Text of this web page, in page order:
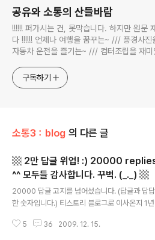
공유와 소통의 산들바람
!!!!!! 퍼가시는 건, 못막습니다. 하지만 원문
다 !!!!!! 언제나 여행을 꿈꾸는~ /// 풍경사
자동차 운전을 즐기는~ /// 컴터조립을 재
식하는 미드가 있는~ /// 사회적 이슈에 발
구독하기
소통3：blog 의 다른 글
▩ 2만 답글 위업! :) 20000
^^ 모두들 감사합니다. 꾸벅. (_._) ▩
20000 답글 고지를 넘어섰습니다. (답글과 답
한 숫자입니다.) 티스토리 블로그로 이사온지 1
트 작성 후였습니다. 2만 답글! 저 혼자 한다고 되
5 36 2009. 12. 15.